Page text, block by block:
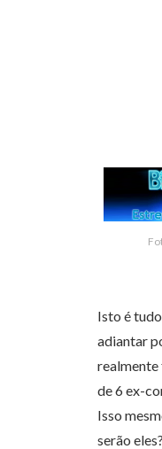
Isto é
adiantar
realmente
de 6 ex-
Isso
serão eles?